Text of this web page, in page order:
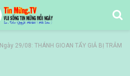
Ngày 29/08: THÁNH GIOAN TẨY GIẢ BỊ TRẢM